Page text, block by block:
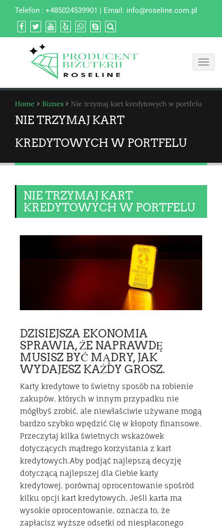
Telefon : +485024539901 | Email: info@roseline.com.pl
Home Biznes Nie trzymaj kart kredytowych w portfelu
NIE TRZYMAJ KART
KREDYTOWYCH W PORTFELU
NIE TRZYMAJ KART
KREDYTOWYCH W PORTFELU
DZISIEJSZA EKONOMIA
SPRAWIA, ŻE ​​NAPRAWDĘ
MUSISZ BYĆ MĄDRY, JAK
WYDAJESZ KAŻDY GROSZ.
Karty kredytowe to świetny sposób na robienie
zakupów, których w innym przypadku nie
mógłbyś zrobić, ale niewłaściwie używane mogą
bardzo szybko wpędzić Cię w kłopoty finansowe.
Przeczytaj kilka świetnych wskazówek
dotyczących mądrego korzystania z kart
kredytowych.Aby podjąć najlepszą decyzję
dotyczącą najlepszej dla Ciebie karty
kredytowej, porównaj oprocentowanie spośród
kilku opcji kart kredytowych. Jeśli karta ma
wysokie oprocentowanie, oznacza to, że
zapłacisz wyższe odsetki od niespłaconego